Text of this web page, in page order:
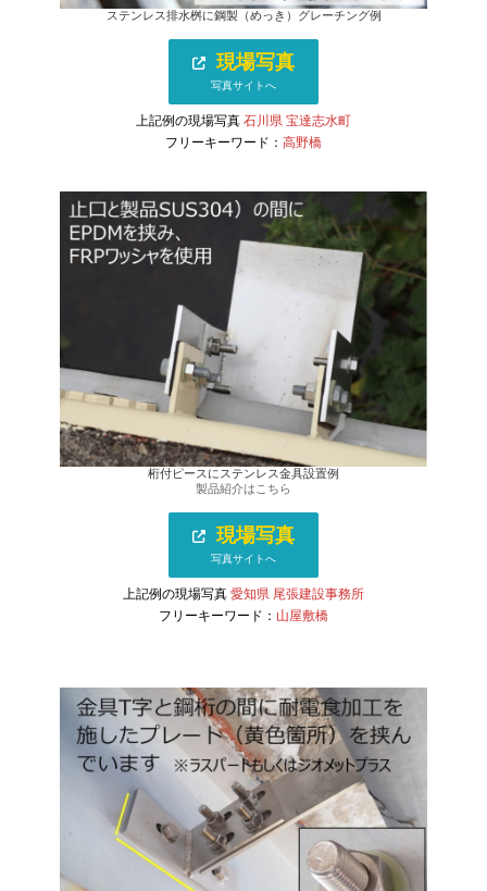
ステンレス排水桝に鋼製（めっき）グレーチング例
現場写真
写真サイトへ
上記例の現場写真 石川県 宝達志水町
フリーキーワード： 高野橋
桁付ピースにステンレス金具設置例
製品紹介はこちら
現場写真
写真サイトへ
上記例の現場写真 愛知県 尾張建設事務所
フリーキーワード： 山屋敷橋